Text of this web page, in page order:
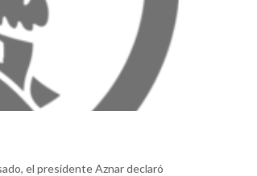
el presidente Aznar declaró